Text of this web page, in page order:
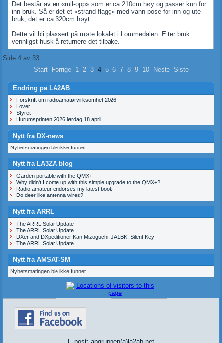
Det består av en «rull-opp» som er ca 210cm høy og passer kun for
inn bruk. Så er det et «strand flagg» med vann pose for inn og ute
bruk, det er ca 320cm høyt.
Dette vil bli plassert på møte lokalet i Lommedalen. Etter bruk
vennligst husk å returnere det tilbake.
Side 4 av 33
Start
Forrige 1 2 3 4 5 6 7 8 9 10 Neste Siste
Endring på LA2AB
Forskrift om radioamatørvirksomhet 2026
Lover
Styret
Hurumsprinten 2026 lørdag 18.april
Nytt fra DX-news
Nyhetsmatingen ble ikke funnet.
Nytt fra LA3ZA blog
Garden portable with the QMX+
Why didn't I come up with this simple upgrade to the QMX+?
Radio amateur endorses my latest book
Do deer like antenna wires?
Nytt fra ARRL
The ARRL Solar Update
The ARRL Solar Update
DXer and DXpeditioner Kan Mizoguchi, JA1BK, Silent Key
The ARRL Solar Update
Nytt fra AMSAT-SM
Nyhetsmatingen ble ikke funnet.
E-post: abgruppen(a)la2ab.net